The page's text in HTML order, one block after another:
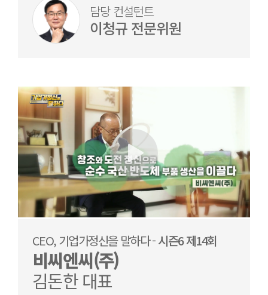
담당 컨설턴트
이청규 전문위원
CEO, 기업가정신을 말하다 -시즌6 제14회
비씨엔씨(주)
김돈한 대표